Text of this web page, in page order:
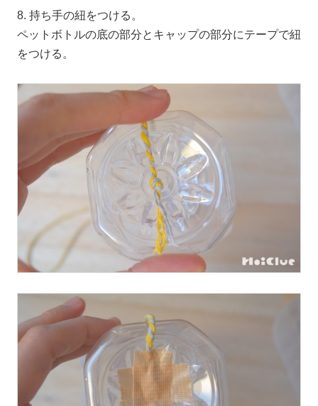
8. 持ち手の紐をつける。
ペットボトルの底の部分とキャップの部分にテープで紐
をつける。